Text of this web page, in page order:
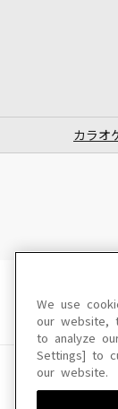
カラオ
We use
our website,
to analyze
Settings] to
our website.